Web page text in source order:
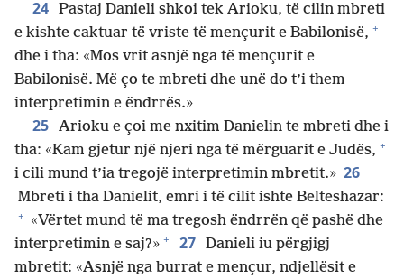
24 Pastaj Danieli shkoi tek Arioku, të cilin mbreti
e kishte caktuar të vriste të mençurit e Babilonisë, +
dhe i tha: «Mos vrit asnjë nga të mençurit e
Babilonisë. Më ço te mbreti dhe unë do t’i them
interpretimin e ëndrrës.»
25 Arioku e çoi me nxitim Danielin te mbreti dhe i
tha: «Kam gjetur një njeri nga të mërguarit e Judës, +
i cili mund t’ia tregojë interpretimin mbretit.» 26
Mbreti i tha Danielit, emri i të cilit ishte Belteshazar:
+ «Vërtet mund të ma tregosh ëndrrën që pashë dhe
interpretimin e saj?» + 27 Danieli iu përgjigj
mbretit: «Asnjë nga burrat e mençur, ndjellësit e